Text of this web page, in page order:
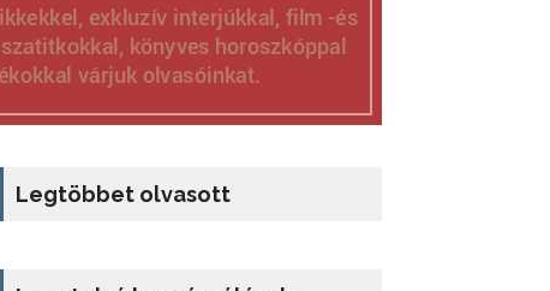
Legtöbbet olvasott